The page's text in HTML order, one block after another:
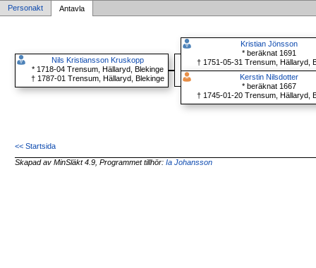
Personakt Antavla
Nils Kristiansson Kruskopp
* 1718-04 Trensum, Hällaryd, Blekinge
† 1787-01 Trensum, Hällaryd, Blekinge
Kristian Jönsson
* beräknat 1691
† 1751-05-31 Trensum, Hällaryd,
Kerstin Nilsdotter
* beräknat 1667
† 1745-01-20 Trensum, Hällaryd,
<< Startsida
Skapad av MinSläkt 4.9, Programmet tillhör:Ia Johansson